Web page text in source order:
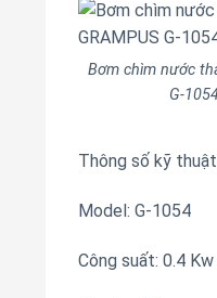
Bơm chìm nước
G-
Thông số kỹ thuật
Model: G-1054
Công suất: 0.4 Kw